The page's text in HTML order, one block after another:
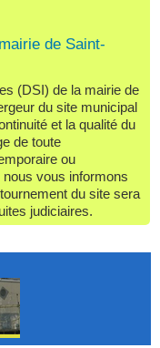
de Saint-
du site municipal
et la qualité du
de toute
ou
vous informons
du site sera
judiciaires.